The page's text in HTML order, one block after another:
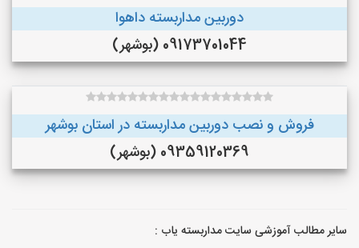
دوربین مداربسته داهوا
09173701044 (بوشهر)
فروش و نصب دوربین مداربسته در استان بوشهر
09359120369 (بوشهر)
سایر مطالب آموزشی سایت مداربسته یاب :